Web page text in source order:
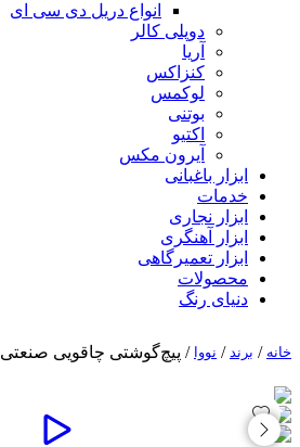
انواع دریل دی سی ای
دوپلی کالر
آریا
کنزاکس
لوکمس
بوتنی
اکتیو
آیرون مکس
ابزار باغبانی
خدمات
ابزار نجاری
ابزار آهنگری
ابزار تعمیرگاهی
محصولات
دنیای رنگ
خانه / برند / نووا / پیچ‌گوشتی چاقویی صنعتی 8 عددی نووا NTK-1139